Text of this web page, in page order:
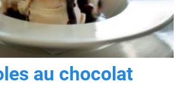
au chocolat